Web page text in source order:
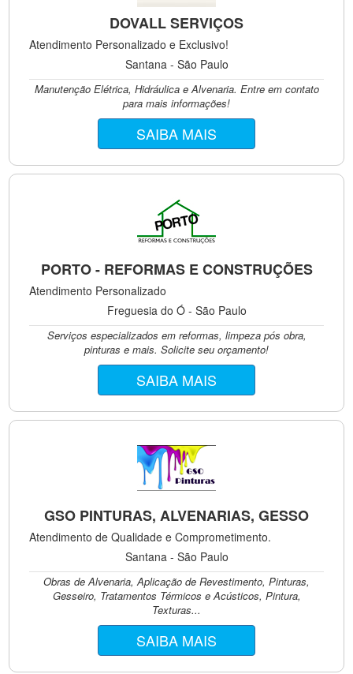
DOVALL SERVIÇOS
Atendimento Personalizado e Exclusivo!
Santana - São Paulo
Manutenção Elétrica, Hidráulica e Alvenaria. Entre em contato
para mais informações!
SAIBA MAIS
PORTO - REFORMAS E CONSTRUÇÕES
Atendimento Personalizado
Freguesia do Ó - São Paulo
Serviços especializados em reformas, limpeza pós obra,
pinturas e mais. Solicite seu orçamento!
SAIBA MAIS
GSO PINTURAS, ALVENARIAS, GESSO
Atendimento de Qualidade e Comprometimento.
Santana - São Paulo
Obras de Alvenaria, Aplicação de Revestimento, Pinturas,
Gesseiro, Tratamentos Térmicos e Acústicos, Pintura,
Texturas...
SAIBA MAIS